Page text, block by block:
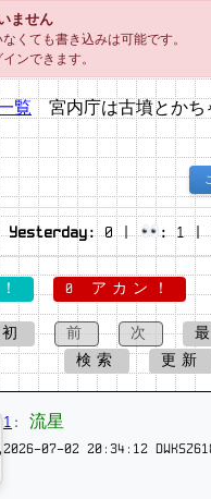
ません
くても書き込みは可能です。
ンできます。
覧
宮内庁は古墳とか
Yesterday:0| :1|
0 アカン！
前 次
検索
更新
1 : 流星
2026-07-02 20:34:12